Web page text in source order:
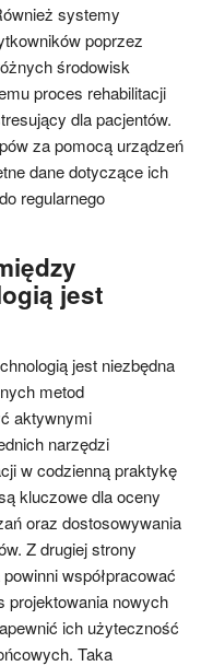
systemy
poprzez
środowisk
proces rehabilitacji
dla pacjentów.
za pomocą urządzeń
dane dotyczące ich
regularnego
jest
jest niezbędna
metod
aktywnymi
narzędzi
w codzienną praktykę
kluczowe dla oceny
oraz dostosowywania
Z drugiej strony
współpracować
projektowania nowych
ich użyteczność
Taka